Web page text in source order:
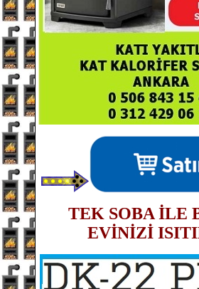
TEK SOBA İLE
EVİNİZİ